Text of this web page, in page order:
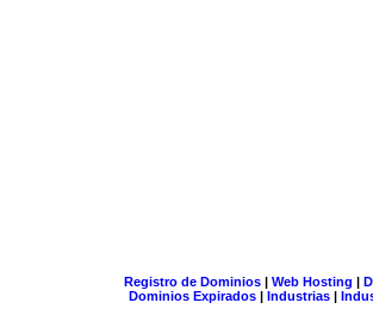
Registro de Dominios| Web Hosting |
Dominios Expirados | Industrias |